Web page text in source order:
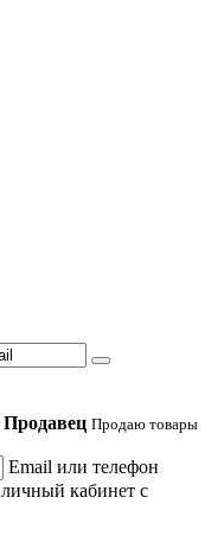
Продавец Продаю товары
Email или телефон
кабинет с